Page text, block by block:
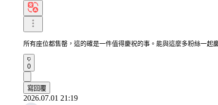
所有座位都售罄，這的確是一件值得慶祝的事。能與這麼多粉絲一起
0
寫回覆
2026.07.01 21:19